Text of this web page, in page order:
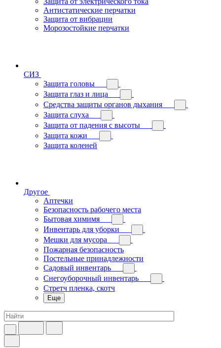
Антистатические перчатки
Защита от вибрации
Морозостойкие перчатки
СИЗ
Защита головы
Защита глаз и лица
Средства защиты органов дыхания
Защита слуха
Защита от падения с высоты
Защита кожи
Защита коленей
Другое
Аптечки
Безопасность рабочего места
Бытовая химимя
Инвентарь для уборки
Мешки для мусора
Пожарная безопасность
Постельные принадлежности
Садовый инвентарь
Снегоуборочный инвентарь
Стретч пленка, скотч
Еще